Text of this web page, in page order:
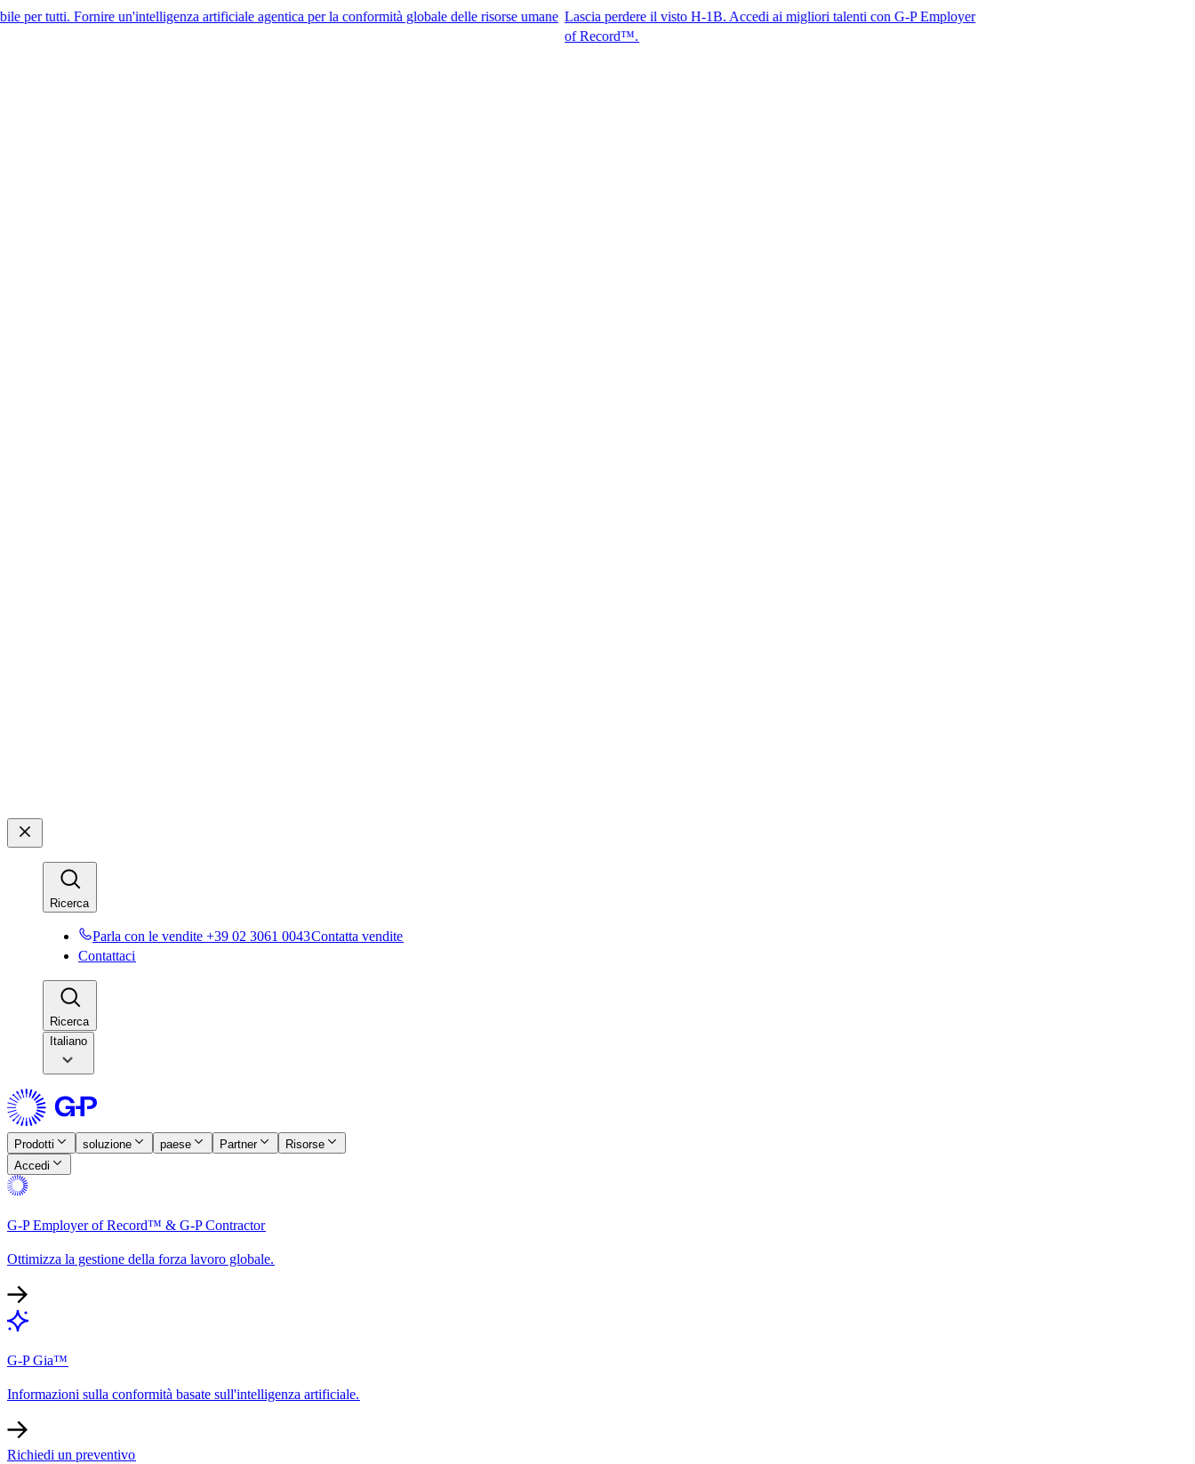
un'intelligenza artificiale agentica per la conformità globale delle risorse umane Lascia perdere il visto H-1B. Accedi ai migliori talenti con G-P Employer
of Record™.​​
Ricerca​​
Parla con le vendite +39 02 3061 0043​​Contatta vendite​​
Contattaci​​
Ricerca​​
Italiano
Prodotti​​ soluzione​​ paese​​ Partner​​
Risorse​​
Accedi​​
G-P Employer of Record™ & G-P Contractor​​
Ottimizza la gestione della forza lavoro globale.​​
G-P Gia™​​
Informazioni sulla conformità basate sull'intelligenza artificiale.​​
Richiedi un preventivo​​